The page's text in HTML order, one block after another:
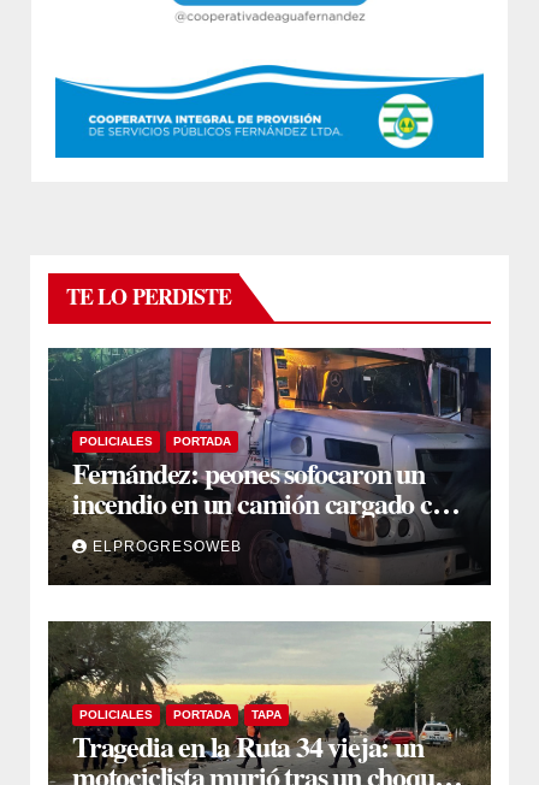
TE LO PERDISTE
POLICIALES PORTADA
Fernández: peones sofocaron un
incendio en un camión cargado con
carbón sacando agua de una
acequia
ELPROGRESOWEB
POLICIALES PORTADA TAPA
Tragedia en la Ruta 34 vieja: un
motociclista murió tras un choque